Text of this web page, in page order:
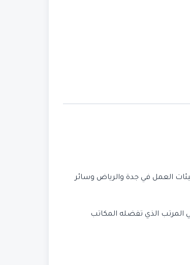
العمل في جدة والرياض وسائر
المرتب الذي تفضله المكاتب